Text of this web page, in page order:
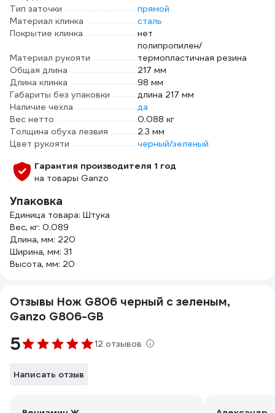
Тип заточки
прямой
Материал клинка
сталь
Покрытие клинка
нет
Материал рукояти
полипропилен/
термопластичная резина
Общая длина
217 мм
Длина клинка
98 мм
Габариты без упаковки
длина 217 мм
Наличие чехла
да
Вес нетто
0.088 кг
Толщина обуха лезвия
2.3 мм
Цвет рукояти
черный/зеленый
Гарантия производителя 1 год
на товары Ganzo
Упаковка
Единица товара: Штука
Вес, кг: 0.089
Длина, мм: 220
Ширина, мм: 31
Высота, мм: 20
Отзывы Нож G806 черный c зеленым,
Ganzo G806-GB
5 12 отзывов
Написать отзыв